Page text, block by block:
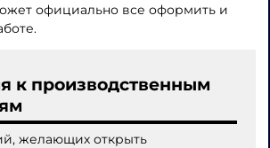
официально все оформить и
к производственным
желающих открыть